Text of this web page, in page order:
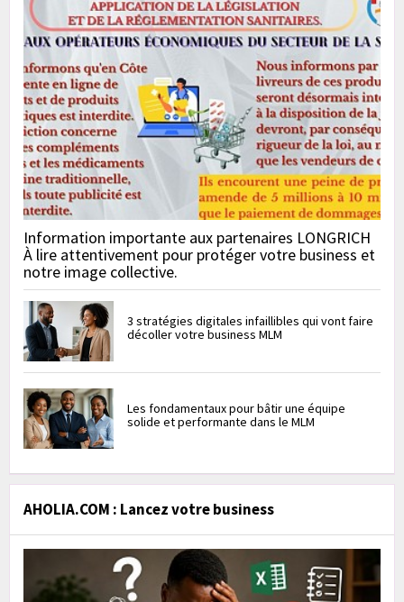
Information importante aux partenaires LONGRICH
À lire attentivement pour protéger votre business et
notre image collective.
3 stratégies digitales infaillibles qui vont faire
décoller votre business MLM
Les fondamentaux pour bâtir une équipe
solide et performante dans le MLM
AHOLIA.COM : Lancez votre business